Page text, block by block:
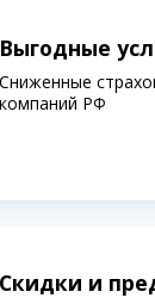
Выгодные
Сниженные
компаний РФ
Скидки и